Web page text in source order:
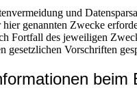
und
genannten Zwecke
Fortfall des jeweiligen
gesetzlichen Vorschriften
beim